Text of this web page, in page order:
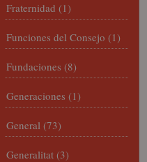
Fraternidad (1)
Funciones del Consejo (1)
Fundaciones (8)
Generaciones (1)
General (73)
Generalitat (3)